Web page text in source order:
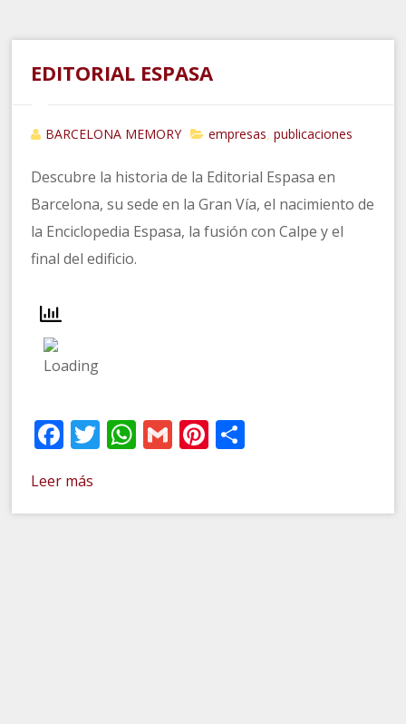
EDITORIAL ESPASA
BARCELONA MEMORY empresas ,publicaciones
Descubre la historia de la Editorial Espasa en
Barcelona, su sede en la Gran Vía, el nacimiento de
la Enciclopedia Espasa, la fusión con Calpe y el
final del edificio.
Facebook
Twitter
WhatsApp
GmailPinterest
Leer más